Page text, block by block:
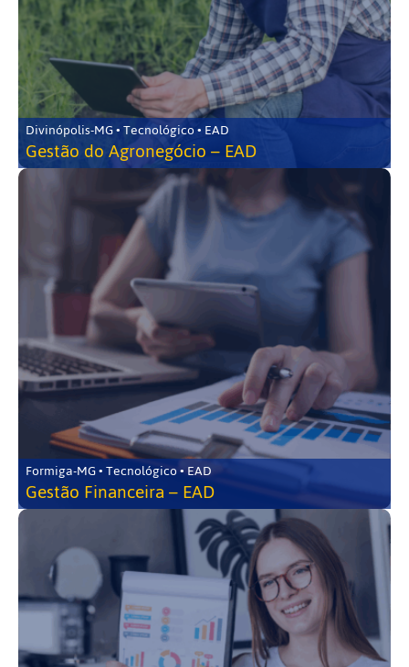
Divinópolis-MG • Tecnológico • EAD
Gestão do Agronegócio – EAD
Formiga-MG • Tecnológico • EAD
Gestão Financeira – EAD